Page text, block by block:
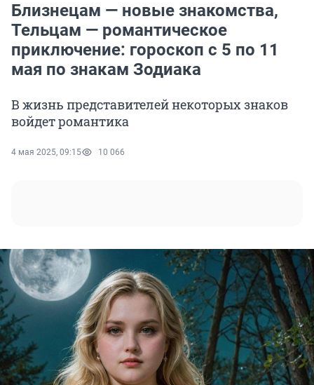
Близнецам — новые знакомства,
Тельцам — романтическое
приключение: гороскоп с 5 по 11
мая по знакам Зодиака
В жизнь представителей некоторых знаков
войдет романтика
4 мая 2025, 09:15 10 066